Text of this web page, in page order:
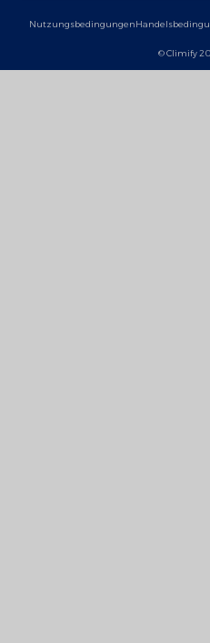
© Climify
Nutzungsbedingungen